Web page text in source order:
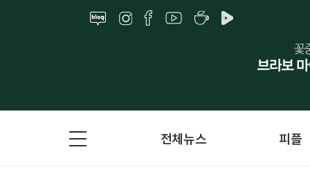
전체뉴스 피플